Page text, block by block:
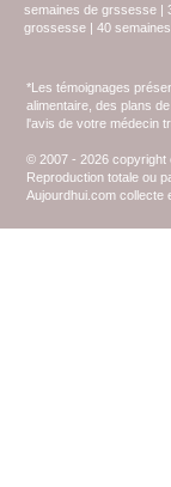
semaines de grssesse |
grossesse | 40
*Les témoignages
alimentaire, des plans
l'avis de votre médecin
© 2007 - 2026 copyright
Reproduction totale ou
Aujourdhui.com collecte